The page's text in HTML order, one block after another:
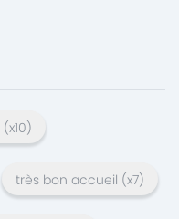
(x10)
très bon accueil (x7)